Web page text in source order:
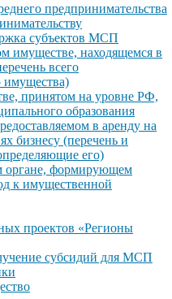
предпринимательства
субъектов МСП
имуществе, находящемся в
всего
имущества)
принятом на уровне РФ,
образования
в аренду на
бизнесу (перечень и
его)
органе, формирующем
к имущественной
проектов «Регионы
субсидий для МСП